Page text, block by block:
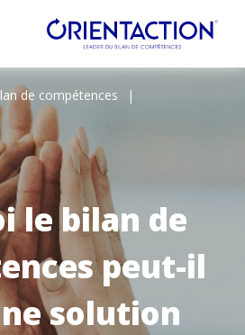
de compétences
le bilan de
peut-il
solution